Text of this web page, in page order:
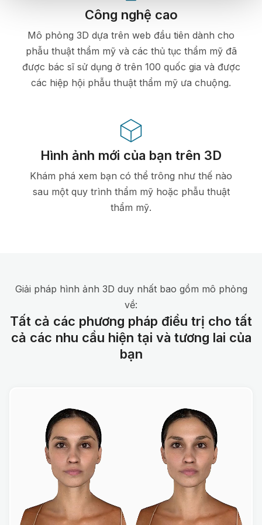
Công nghệ cao
Mô phỏng 3D dựa trên web đầu tiên dành cho
phẫu thuật thẩm mỹ và các thủ tục thẩm mỹ đã
được bác sĩ sử dụng ở trên 100 quốc gia và được
các hiệp hội phẫu thuật thẩm mỹ ưa chuộng.
Hình ảnh mới của bạn trên 3D
Khám phá xem bạn có thể trông như thế nào
sau một quy trình thẩm mỹ hoặc phẫu thuật
thẩm mỹ.
Giải pháp hình ảnh 3D duy nhất bao gồm mô phỏng
về:
Tất cả các phương pháp điều trị cho tất
cả các nhu cầu hiện tại và tương lai của
bạn